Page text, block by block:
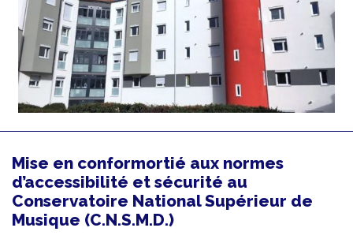
Mise en conformortié aux normes
d’accessibilité et sécurité au
Conservatoire National Supérieur de
Musique (C.N.S.M.D.)